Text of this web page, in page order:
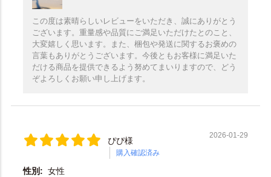
この度は素晴らしいレビューをいただき、誠にありがとう
ございます。重量感や品質にご満足いただけたとのこと、
大変嬉しく思います。また、梱包や発送に関するお褒めの
言葉もありがとうございます。今後ともお客様に満足いた
だける商品を提供できるよう努めてまいりますので、どう
ぞよろしくお願い申し上げます。
ぴぴ様
購入確認済み
2026-01-29
性別: 女性